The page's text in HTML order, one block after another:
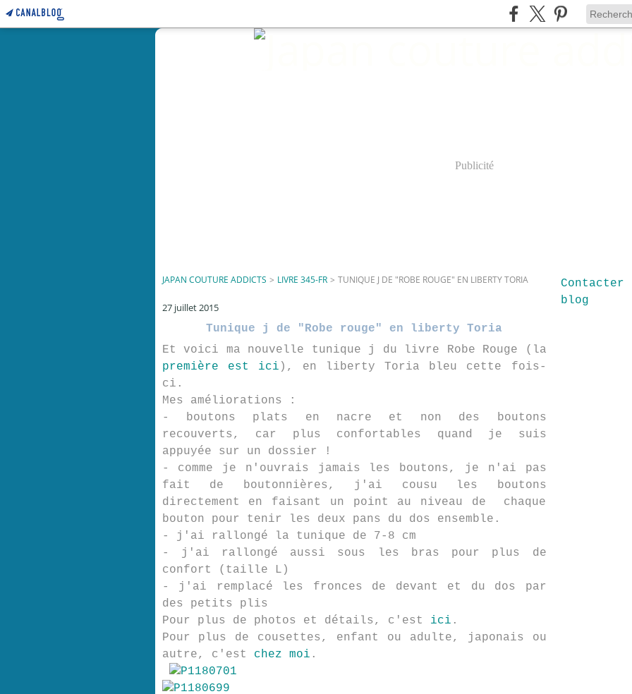
Publicité
JAPAN COUTURE ADDICTS > LIVRE 345-FR > TUNIQUE J DE "ROBE ROUGE" EN LIBERTY TORIA
27 juillet 2015
Tunique j de "Robe rouge" en liberty Toria
Et voici ma nouvelle tunique j du livre Robe Rouge (la
première est ici ), en liberty Toria bleu cette fois-
ci.
Mes améliorations :
- boutons plats en nacre et non des boutons
recouverts, car plus confortables quand je suis
appuyée sur un dossier !
- comme je n'ouvrais jamais les boutons, je n'ai pas
fait de boutonnières, j'ai cousu les boutons
directement en faisant un point au niveau de chaque
bouton pour tenir les deux pans du dos ensemble.
- j'ai rallongé la tunique de 7-8 cm
- j'ai rallongé aussi sous les bras pour plus de
confort (taille L)
- j'ai remplacé les fronces de devant et du dos par
des petits plis
Pour plus de photos et détails, c'est ici .
Pour plus de cousettes, enfant ou adulte, japonais ou
autre, c'est chez moi .
blog